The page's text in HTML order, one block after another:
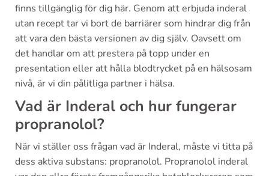
finns tillgänglig för dig här. Genom att erbjuda inderal
utan recept tar vi bort de barriärer som hindrar dig från
att vara den bästa versionen av dig själv. Oavsett om
det handlar om att prestera på topp under en
presentation eller att hålla blodtrycket på en hälsosam
nivå, är vi din pålitliga partner i hälsa.
Vad är Inderal och hur fungerar
propranolol?
När vi ställer oss frågan vad är Inderal, måste vi titta på
dess aktiva substans: propranolol. Propranolol inderal